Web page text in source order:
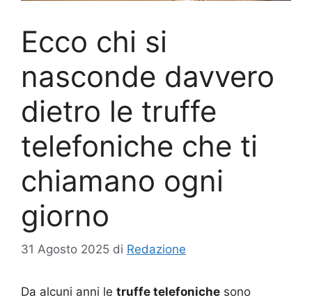
Ecco chi si
nasconde davvero
dietro le truffe
telefoniche che ti
chiamano ogni
giorno
31 Agosto 2025 di Redazione
Da alcuni anni le truffe telefoniche sono